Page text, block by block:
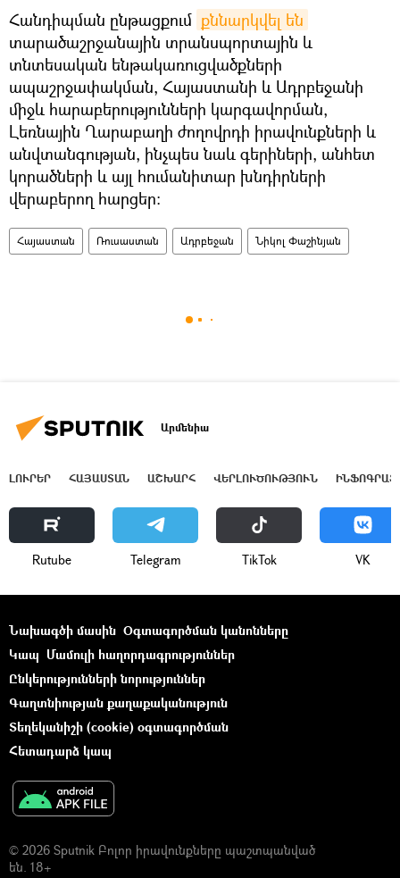
Հանդիպման ընթացքում քննարկվել են
տարածաշրջանային տրանսպորտային և
տնտեսական ենթակառուցվածքների
ապաշրջափակման, Հայաստանի և Ադրբեջանի
միջև հարաբերությունների կարգավորման,
Լեռնային Ղարաբաղի ժողովրդի իրավունքների և
անվտանգության, ինչպես նաև գերիների, անհետ
կորածների և այլ հումանիտար խնդիրների
վերաբերող հարցեր:
Հայաստան Ռուսաստան Ադրբեջան Նիկոլ Փաշինյան
Արմենիա
ԼՈՒՐԵՐ ՀԱՅԱՍՏԱՆ ԱՇԽԱՐՀ ՎԵՐԼՈՒԾՈՒԹՅՈՒՆ
Rutube Telegram ТikТоk VK
Նախագծի մասին Օգտագործման կանոնները
Կապ Մամուլի հաղորդագրություններ
Ընկերությունների նորություններ
Գաղտնիության քաղաքականություն
Տեղեկանիշի (cookie) օգտագործման
Հետադարձ կապ
© 2026 Sputnik Բոլոր իրավունքները պաշտպանված
են. 18+